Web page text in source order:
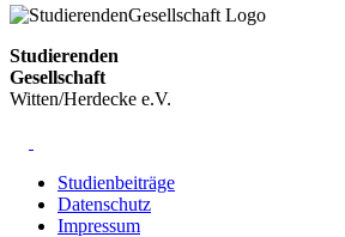
Studierenden
Gesellschaft
Witten/Herdecke e.V.
Studienbeiträge
Datenschutz
Impressum